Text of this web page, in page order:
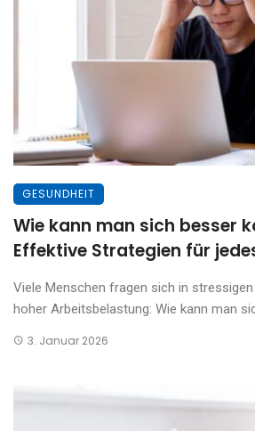
GESUNDHEIT
Wie kann man sich besser
Effektive Strategien für
Viele Menschen fragen sich in
hoher Arbeitsbelastung: Wie kann man
3. Januar 2026